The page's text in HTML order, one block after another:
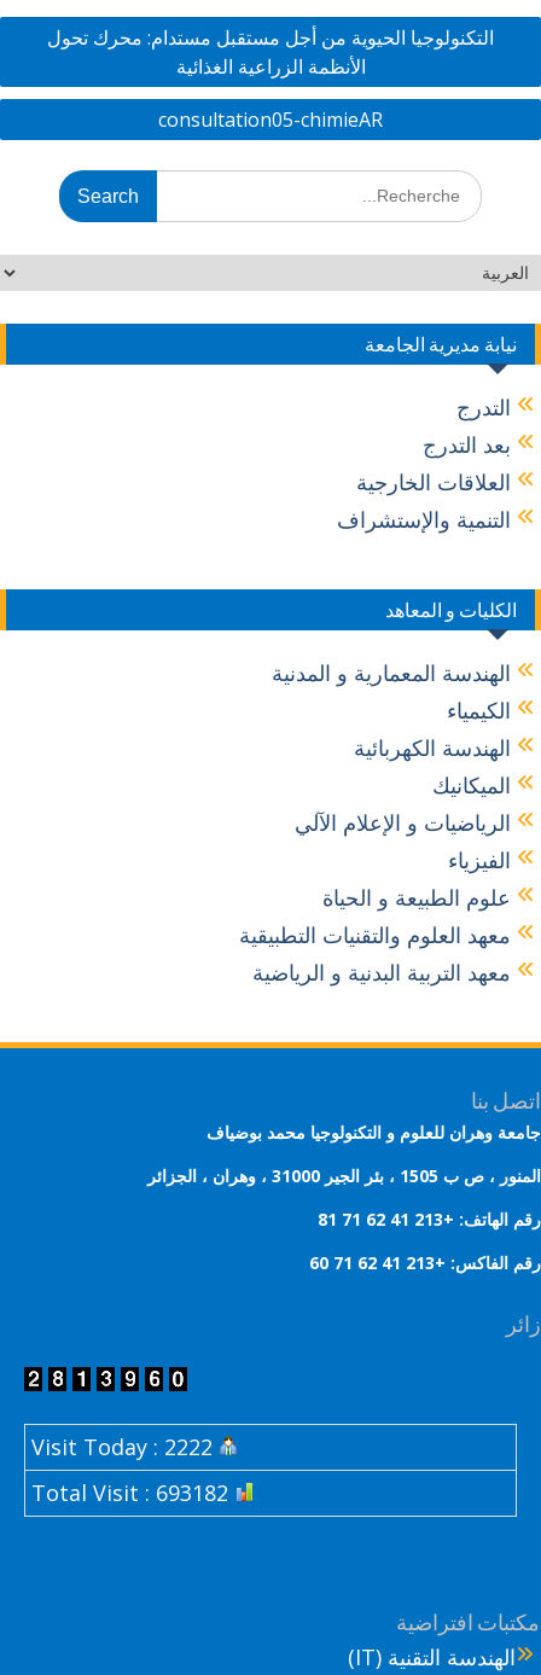
o
k
dI
التكنولوجيا الحيوية من أجل مستقبل مستدام: محرك تحول
الأنظمة الزراعية الغذائية
consultation05-chimieAR
نيابة مديرية الجامعة
التدرج
بعد التدرج
العلاقات الخارجية
التنمية والإستشراف
الكليات و المعاهد
الهندسة المعمارية و المدنية
الكيمياء
الهندسة الكهربائية
الميكانيك
الرياضيات و الإعلام الآلي
الفيزياء
علوم الطبيعة و الحياة
معهد العلوم والتقنيات التطبيقية
معهد التربية البدنية و الرياضية
بنا
وهران للعلوم و التكنولوجيا محمد بوضياف
1505 ، بئر الجير 31000 ، وهران ، الجزائر
+213 41 62 71 81
+213 41 62 71 60
Visit Today : 2222
Total Visit : 693182
افتراضية
الهندسة التقنية (IT)